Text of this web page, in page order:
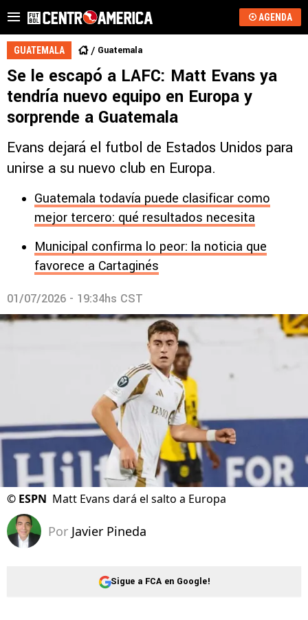
AGENDA
GUATEMALA Guatemala
Se le escapó a LAFC: Matt Evans ya
tendría nuevo equipo en Europa y
sorprende a Guatemala
Evans dejará el futbol de Estados Unidos para
unirse a su nuevo club en Europa.
Guatemala todavía puede clasificar como
mejor tercero: qué resultados necesita
Municipal confirma lo peor: la noticia que
favorece a Cartaginés
01/07/2026 - 19:34hs CST
© ESPN Matt Evans dará el salto a Europa
Por Javier Pineda
Sigue a FCA en Google!